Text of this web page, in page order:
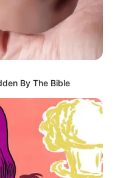
That Still Exist
By The Bible